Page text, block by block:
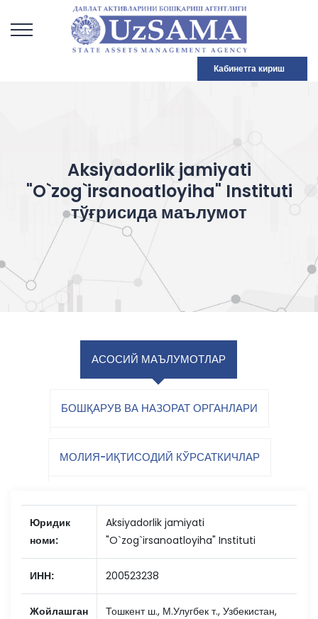
Кабинетга кириш
Aksiyadorlik jamiyati
"O`zog`irsanoatloyiha" Instituti
тўғрисида маълумот
АСОСИЙ МАЪЛУМОТЛАР
БОШҚАРУВ ВА НАЗОРАТ ОРГАНЛАРИ
МОЛИЯ-ИҚТИСОДИЙ КЎРСАТКИЧЛАР
Юридик
номи:
Aksiyadorlik jamiyati
"O`zog`irsanoatloyiha" Instituti
ИНН: 200523238
Жойлашган
Тошкент ш., М.Улугбек т., Узбекистан,